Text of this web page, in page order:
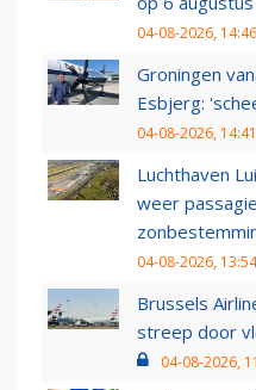
04-08-2026, 14:46
Groningen
Esbjerg:
04-08-2026, 14:41
Luchthaven
weer
04-08-2026, 13:54
Brussels
streep door
04-08-2026,